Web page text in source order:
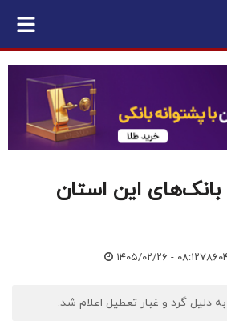
بانک‌های این استان
۱۴۰۵/۰۲/۲۶ - ۰۸:۱۲
به دلیل گرد و غبار تعطیل اعلام شد.